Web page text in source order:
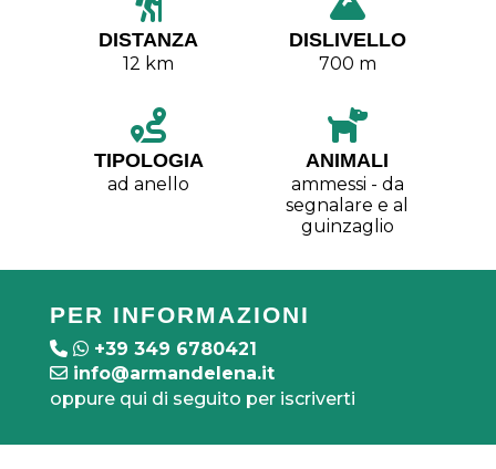
DISTANZA
12 km
DISLIVELLO
700 m
TIPOLOGIA
ad anello
ANIMALI
ammessi - da
segnalare e al
guinzaglio
PER INFORMAZIONI
+39 349 6780421
info@armandelena.it
oppure qui di seguito per iscriverti